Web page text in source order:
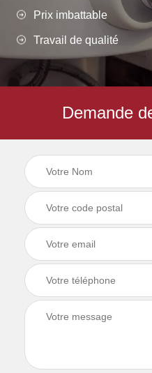
Prix imbattable
Travail de qualité
Demande